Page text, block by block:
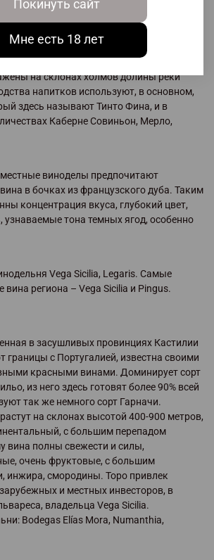
красные вина, по качеству не
образцам Бордо, Тосканы, Калифорнии.
на склонах холмов долины реки
напитков используют, в основном,
здесь называют Тинто Фина, и в
Каберне Совиньон, Мерло,
виноделы предпочитают
в бочках из французского дуба. Таким
концентрация вкуса, глубокий цвет,
узнаваемые тона темных ягод, особенно
Vega Sicilia, Legaris. Самые
вина региона – Vega Sicilia и Pingus.
в засушливых провинциях Кастилии
границы с Португалией, известна своими
красными винами. Доминирует сорт
из него здесь готовят более 90% всей
так же немного сорт Гарначи.
на склонах высотой 400-900 метров,
с большим перепадом
вина полны свежести и силы,
очень фруктовые, с большим
инжира, смородины. Торо привлек
и местных инвесторов, в
владельца Vega Sicilia.
Bodegas Elías Mora, Numanthia,
Покинуть сайт
Мне есть 18 лет